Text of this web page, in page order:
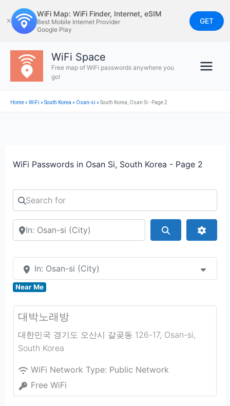
to
content
✕
WiFi Map: WiFi Finder, Internet, eSIM
Best Mobile Internet Provider
Google Play
GET
WiFi Space
Free map of WiFi passwords anywhere you
go!
Home»WiFi »South Korea » Osan-si »South Korea, Osan Si - Page 2
WiFi Passwords in Osan Si, South Korea - Page 2
Search for
Search by city or country
In: Osan-si (City)
Near Me
대박노래방
대한민국 경기도 오산시 갈곶동 126-17, Osan-si,
South Korea
WiFi Network Type: Public Network
Free WiFi